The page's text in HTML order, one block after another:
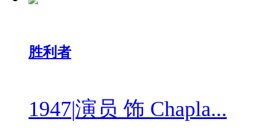
胜利者
1947|演员 饰 Chapla...